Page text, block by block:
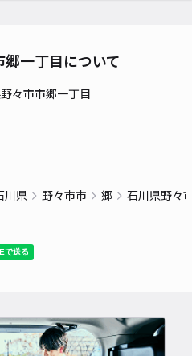
一丁目について
々市市郷一丁目
川県 野々市市 郷 石川県野々